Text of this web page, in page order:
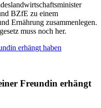
BZfE zu einem
Ernährung zusammenlegen.
muss noch her.
erhängt haben
Freundin erhängt